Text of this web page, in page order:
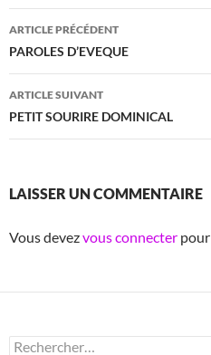
Navigation
des
articles
ARTICLE PRÉCÉDENT
PAROLES D’EVEQUE
ARTICLE SUIVANT
PETIT SOURIRE DOMINICAL
LAISSER UN COMMENTAIRE
Vous devezvous connecter
Rechercher :